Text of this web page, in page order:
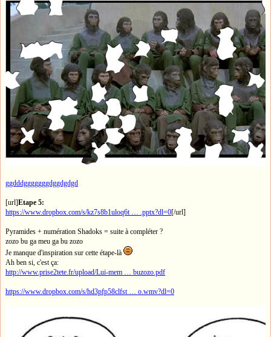
ggdddgggggggdggdgdgd
[url]Etape 5:
https://www.dropbox.com/s/kz7s8b1uloq6t … .pptx?dl=0[/url]
Pyramides + numération Shadoks = suite à compléter ?
zozo bu ga meu ga bu zozo
Je manque d'inspiration sur cette étape-là
Ah ben si, c'est ça:
http://www.prise2tete.fr/upload/Lui-mem … buzozo.pdf
https://www.dropbox.com/s/hd3pfp58clfst … o.wmv?dl=0